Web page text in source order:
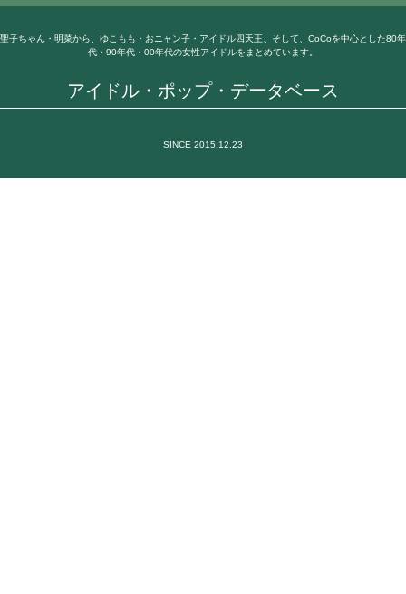
アイドル・ポップ・データベース
聖子ちゃん・明菜から、ゆこもも・おニャン子・アイドル四天王、そして、CoCoを中心とした80年
代・90年代・00年代の女性アイドルをまとめています。
SINCE 2015.12.23